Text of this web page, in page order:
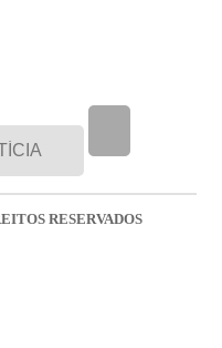
RESERVADOS